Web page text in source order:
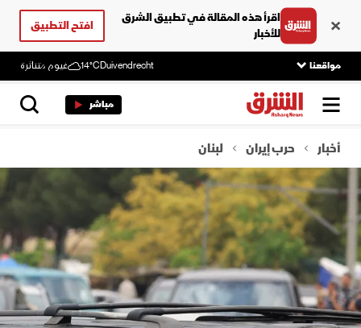
اقرأ هذه المقالة في تطبيق الشرق
للأخبار
افتح التطبيق
مواقعنا Duivendrecht
14°C غيوم متناثرة
مباشر
أخبار حرب إيران لبنان